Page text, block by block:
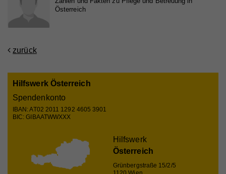
Österreich
zurück
Hilfswerk Österreich
Spendenkonto
IBAN: AT02 2011 1292 4605 3901
BIC: GIBAATWWXXX
Hilfswerk
Österreich
Grünbergstraße 15/2/5
Name
Laufzeit
Zweck
um statistische Daten dazu, wie der Besucher die
Website nutzt, zu generieren.
Session